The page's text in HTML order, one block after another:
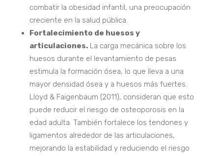
combatir la obesidad infantil, una preocupación
creciente en la salud pública.
Fortalecimiento de huesos y
articulaciones.La carga mecánica sobre los
huesos durante el levantamiento de pesas
estimula la formación ósea, lo que lleva a una
mayor densidad ósea y a huesos más fuertes.
Lloyd & Faigenbaum (2011), consideran que esto
puede reducir el riesgo de osteoporosis en la
edad adulta. También fortalece los tendones y
ligamentos alrededor de las articulaciones,
mejorando la estabilidad y reduciendo el riesgo